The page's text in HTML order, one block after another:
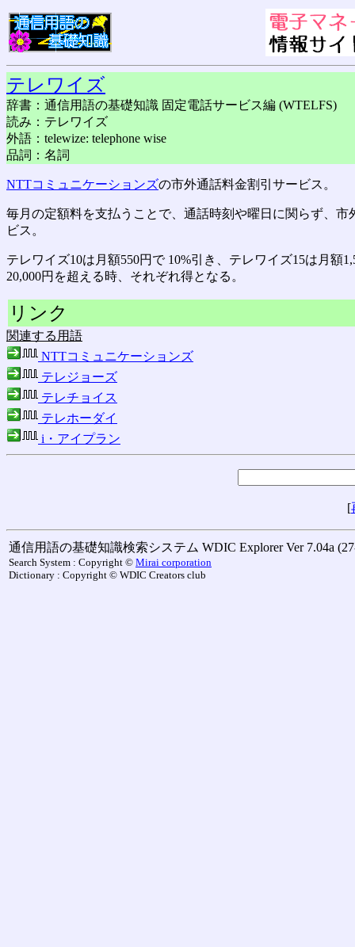
テレワイズ
辞書：通信用語の基礎知識 固定電話サービス編 (WTELFS)
読み：テレワイズ
外語：telewize: telephone wise
品詞：名詞
NTTコミュニケーションズの市外通話料金割引サービス。
毎月の定額料を支払うことで、通話時刻や曜日に関らず、
ビス。
テレワイズ10は月額550円で 10%引き、テレワイズ15は月額
20,000円を超える時、それぞれ得となる。
リンク
関連する用語
NTTコミュニケーションズ
テレジョーズ
テレチョイス
テレホーダイ
i・アイプラン
[
通信用語の基礎知識検索システム WDIC Explorer Ver 7.04a
Search System : Copyright © Mirai corporation
Dictionary : Copyright © WDIC Creators club